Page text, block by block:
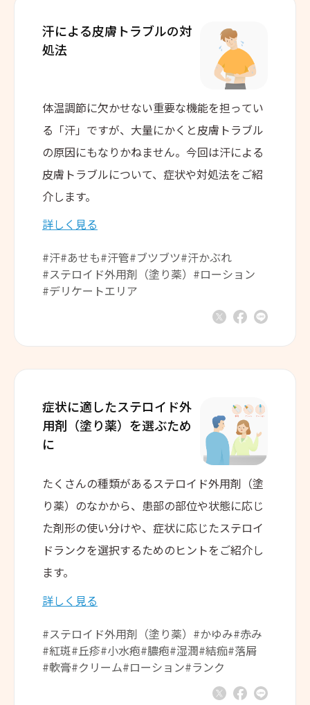
汗による皮膚トラブルの対
処法
体温調節に欠かせない重要な機能を担ってい
る「汗」ですが、大量にかくと皮膚トラブル
の原因にもなりかねません。今回は汗による
皮膚トラブルについて、症状や対処法をご紹
介します。
詳しく見る
#汗#あせも#汗管#ブツブツ#汗かぶれ
#ステロイド外用剤（塗り薬） #ローション
#デリケートエリア
症状に適したステロイド外
用剤（塗り薬）を選ぶため
に
たくさんの種類があるステロイド外用剤（塗
り薬）のなかから、患部の部位や状態に応じ
た剤形の使い分けや、症状に応じたステロイ
ドランクを選択するためのヒントをご紹介し
ます。
詳しく見る
#ステロイド外用剤（塗り薬） #かゆみ#赤み
#紅斑#丘疹#小水疱#膿疱#湿潤#結痂#落屑
#軟膏#クリーム#ローション#ランク